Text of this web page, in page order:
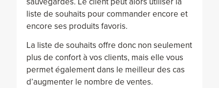
liste de souhaits pour commander encore et
encore ses produits favoris.
La liste de souhaits offre donc non seulement
plus de confort à vos clients, mais elle vous
permet également dans le meilleur des cas
d’augmenter le nombre de ventes.